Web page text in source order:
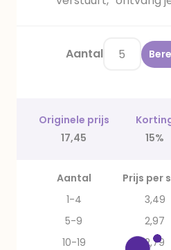
Aantal
Originele prijs
17,45
15%
Aantal Prijs per
1-4
3,49
5-9
2,97
10-19
2,79